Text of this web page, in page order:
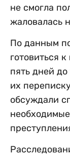
не смогла
жаловалась
По данным
готовиться
пять дней
их
обсуждали